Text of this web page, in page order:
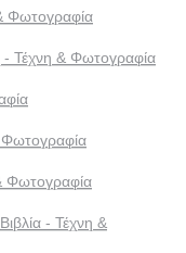
Φωτογραφία
- Τέχνη & Φωτογραφία
Φωτογραφία
Φωτογραφία
- Τέχνη &